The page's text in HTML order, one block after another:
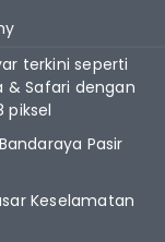
terkini seperti
& Safari dengan
piksel
Pasir
Keselamatan